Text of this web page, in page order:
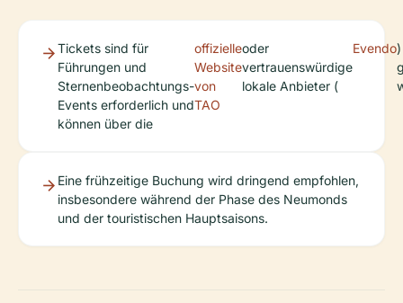
Tickets sind für
Führungen und
Sternenbeobachtungs-
Events erforderlich und
können über die
offizielle
Website
von
TAO
oder
vertrauenswürdige
lokale Anbieter (
Evendo)
Eine frühzeitige Buchung wird dringend empfohlen,
insbesondere während der Phase des Neumonds
und der touristischen Hauptsaisons.